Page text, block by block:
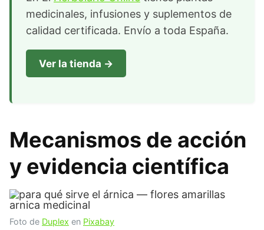
medicinales, infusiones y suplementos de
calidad certificada. Envío a toda España.
Ver la tienda →
Mecanismos de acción
y evidencia científica
Foto de Duplex en Pixabay